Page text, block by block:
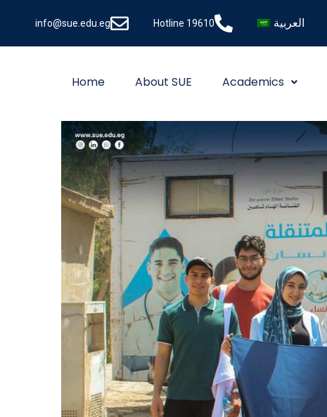
info@sue.edu.eg Hotline 19610 العربية
Home About SUE Academics